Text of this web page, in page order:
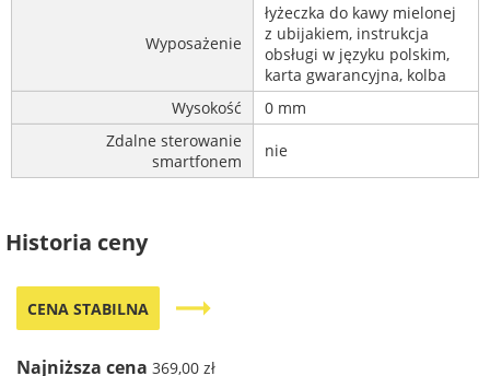
Wyposażenie
łyżeczka do kawy mielonej
z ubijakiem, instrukcja
obsługi w języku polskim,
karta gwarancyjna, kolba
Wysokość
0 mm
Zdalne sterowanie
smartfonem
nie
Historia ceny
CENA STABILNA trending_flat
Najniższa cena 369,00 zł